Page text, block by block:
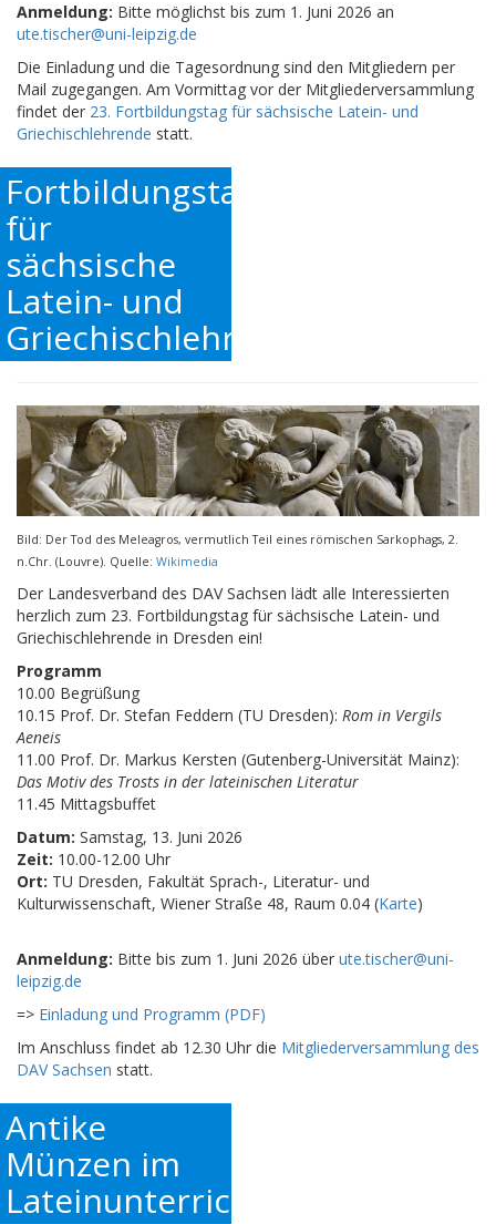
Anmeldung: Bitte möglichst bis zum 1. Juni 2026 an
ute.tischer@uni-leipzig.de
Die Einladung und die Tagesordnung sind den Mitgliedern per
Mail zugegangen. Am Vormittag vor der Mitgliederversammlung
findet der 23. Fortbildungstag für sächsische Latein- und
Griechischlehrende statt.
Fortbildungstag
für
sächsische
Latein- und
Griechischlehrende
Bild: Der Tod des Meleagros, vermutlich Teil eines römischen Sarkophags, 2.
n.Chr. (Louvre). Quelle: Wikimedia
Der Landesverband des DAV Sachsen lädt alle Interessierten
herzlich zum 23. Fortbildungstag für sächsische Latein- und
Griechischlehrende in Dresden ein!
Programm
10.00 Begrüßung
10.15 Prof. Dr. Stefan Feddern (TU Dresden): Rom in Vergils
Aeneis
11.00 Prof. Dr. Markus Kersten (Gutenberg-Universität Mainz):
Das Motiv des Trosts in der lateinischen Literatur
11.45 Mittagsbuffet
Datum: Samstag, 13. Juni 2026
Zeit: 10.00-12.00 Uhr
Ort: TU Dresden, Fakultät Sprach-, Literatur- und
Kulturwissenschaft, Wiener Straße 48, Raum 0.04 (Karte)
Anmeldung: Bitte bis zum 1. Juni 2026 über ute.tischer@uni-
leipzig.de
=> Einladung und Programm (PDF)
Im Anschluss findet ab 12.30 Uhr die Mitgliederversammlung des
DAV Sachsen statt.
Antike
Münzen im
Lateinunterricht